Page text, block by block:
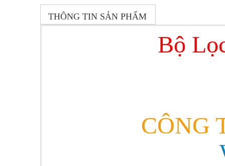
THÔNG TIN SẢN PHẨM
Bộ
CÔNG